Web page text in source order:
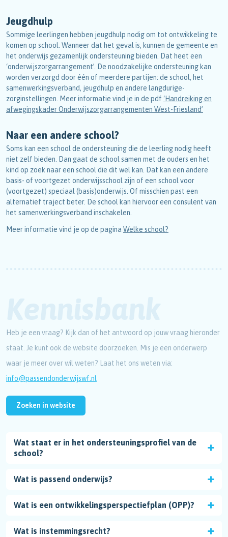
Jeugdhulp
Sommige leerlingen hebben jeugdhulp nodig om tot ontwikkeling te
komen op school. Wanneer dat het geval is, kunnen de gemeente en
het onderwijs gezamenlijk ondersteuning bieden. Dat heet een
‘onderwijszorgarrangement’. De noodzakelijke ondersteuning kan
worden verzorgd door één of meerdere partijen: de school, het
samenwerkingsverband, jeugdhulp en andere langdurige-
zorginstellingen. Meer informatie vind je in de pdf ‘Handreiking en
afwegingskader Onderwijszorgarrangementen West-Friesland’
Naar een andere school?
Soms kan een school de ondersteuning die de leerling nodig heeft
niet zelf bieden. Dan gaat de school samen met de ouders en het
kind op zoek naar een school die dit wel kan. Dat kan een andere
basis- of voortgezet onderwijsschool zijn of een school voor
(voortgezet) speciaal (basis)onderwijs. Of misschien past een
alternatief traject beter. De school kan hiervoor een consulent van
het samenwerkingsverband inschakelen.
Meer informatie vind je op de pagina Welke school?
Heb je een vraag? Kijk dan of het antwoord op jouw vraag hieronder
staat. Je kunt ook de website doorzoeken. Mis je een onderwerp
waar je meer over wil weten? Laat het ons weten via:
info@passendonderwijswf.nl
Zoeken in website
Wat staat er in het ondersteuningsprofiel van de
school?
Wat is passend onderwijs?
Wat is een ontwikkelingsperspectiefplan (OPP)?
Wat is instemmingsrecht?